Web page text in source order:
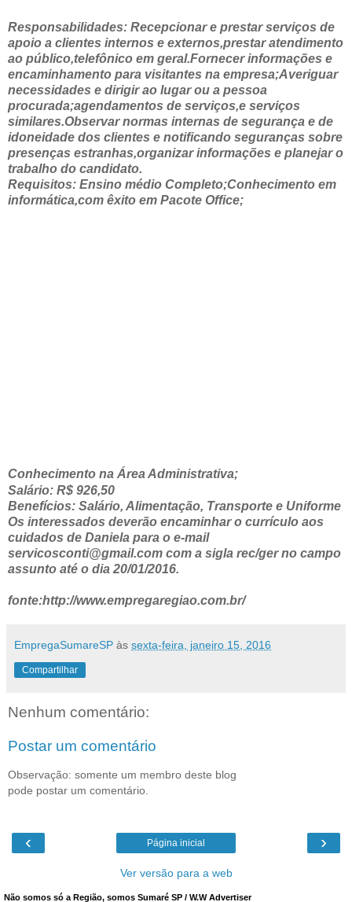
Responsabilidades: Recepcionar e prestar serviços de
apoio a clientes internos e externos,prestar atendimento
ao público,telefônico em geral.Fornecer informações e
encaminhamento para visitantes na empresa;Averiguar
necessidades e dirigir ao lugar ou a pessoa
procurada;agendamentos de serviços,e serviços
similares.Observar normas internas de segurança e de
idoneidade dos clientes e notificando seguranças sobre
presenças estranhas,organizar informações e planejar o
trabalho do candidato.
Requisitos: Ensino médio Completo;Conhecimento em
informática,com êxito em Pacote Office;
Conhecimento na Área Administrativa;
Salário: R$ 926,50
Benefícios: Salário, Alimentação, Transporte e Uniforme
Os interessados deverão encaminhar o currículo aos
cuidados de Daniela para o e-mail
servicosconti@gmail.com com a sigla rec/ger no campo
assunto até o dia 20/01/2016.
fonte:http://www.empregaregiao.com.br/
EmpregaSumareSP às sexta-feira, janeiro 15, 2016
Compartilhar
Nenhum comentário:
Postar um comentário
Observação: somente um membro deste blog
pode postar um comentário.
‹ ›
Página inicial
Ver versão para a web
Não somos só a Região, somos Sumaré SP / W.W Advertiser